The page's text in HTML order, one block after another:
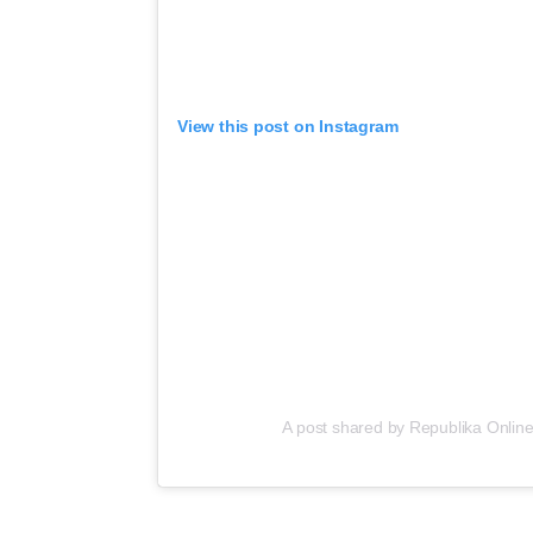
View this post on Instagram
A post shared by Republika